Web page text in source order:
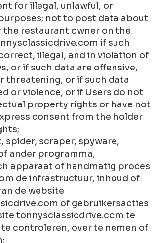
for illegal, unlawful, or
not to post data about
the restaurant owner on the
if such
illegal, and in violation of
or if such data are offensive,
threatening, or if such data
or violence, or if Users do not
property rights or have not
consent from the holder
spider, scraper, spyware,
ander programma,
apparaat of handmatig proces
de infrastructuur, inhoud of
de website
of gebruikersacties
tonnysclassicdrive.com te
controleren, over te nemen of